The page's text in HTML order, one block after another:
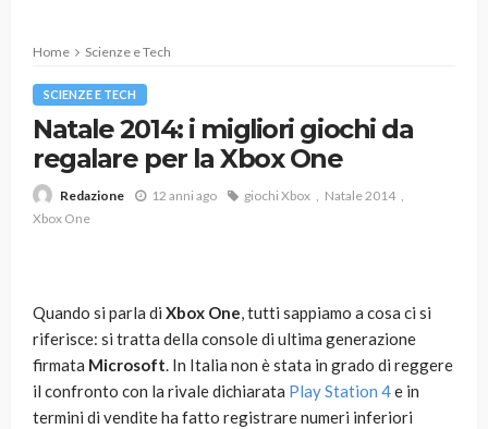
Home Scienze e Tech
SCIENZE E TECH
Natale 2014: i migliori giochi da
regalare per la Xbox One
Redazione 12 anni ago giochi Xbox
Natale 2014
Xbox One
Quando si parla di Xbox One, tutti sappiamo a cosa ci si
riferisce: si tratta della console di ultima generazione
firmata Microsoft. In Italia non è stata in grado di reggere
il confronto con la rivale dichiarata Play Station 4e in
termini di vendite ha fatto registrare numeri inferiori